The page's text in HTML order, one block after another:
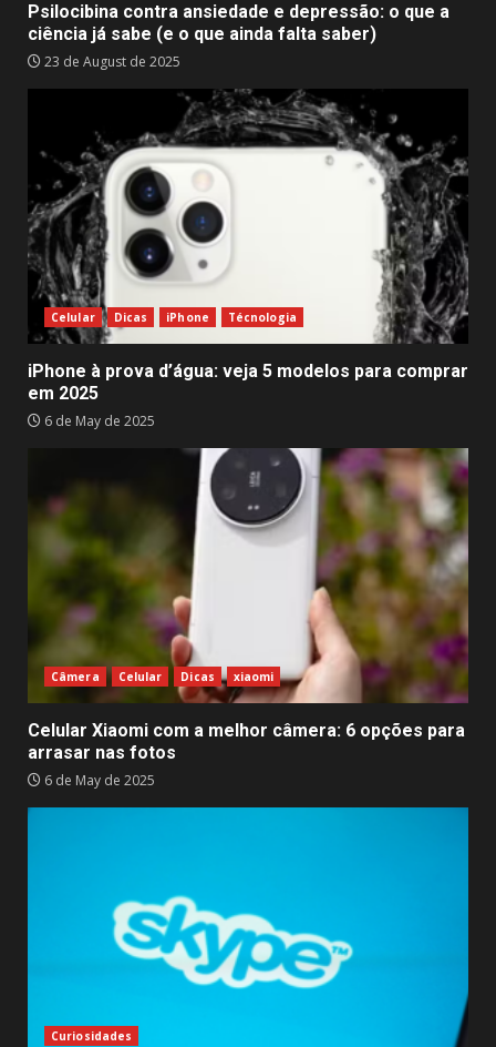
Psilocibina contra ansiedade e depressão: o que a
ciência já sabe (e o que ainda falta saber)
23 de August de 2025
Celular Dicas iPhone Técnologia
iPhone à prova d’água: veja 5 modelos para comprar
em 2025
6 de May de 2025
Câmera Celular Dicas xiaomi
Celular Xiaomi com a melhor câmera: 6 opções para
arrasar nas fotos
6 de May de 2025
Curiosidades